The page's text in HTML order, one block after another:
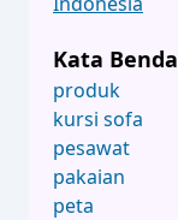
Kata Benda
produk
kursi sofa
pesawat
pakaian
peta